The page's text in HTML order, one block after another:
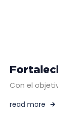
Con el
read more